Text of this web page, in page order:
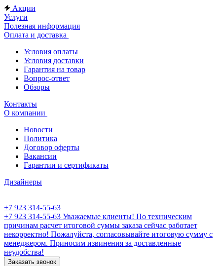
Акции
Услуги
Полезная информация
Оплата и доставка
Условия оплаты
Условия доставки
Гарантия на товар
Вопрос-ответ
Обзоры
Контакты
О компании
Новости
Политика
Договор оферты
Вакансии
Гарантии и сертификаты
Дизайнеры
+7 923 314-55-63
+7 923 314-55-63 Уважаемые клиенты! По техническим
причинам расчет итоговой суммы заказа сейчас работает
некорректно! Пожалуйста, согласовывайте итоговую сумму с
менеджером. Приносим извинения за доставленные
неудобства!
Заказать звонок